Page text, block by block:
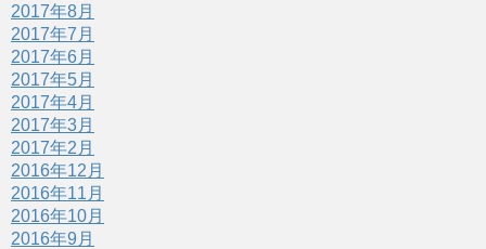
2017年8月
2017年7月
2017年6月
2017年5月
2017年4月
2017年3月
2017年2月
2016年12月
2016年11月
2016年10月
2016年9月